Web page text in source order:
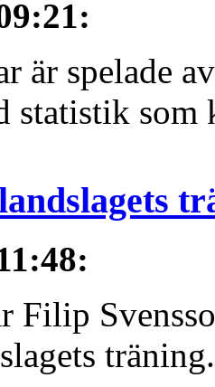
:
är spelade
statistik som
:
Filip